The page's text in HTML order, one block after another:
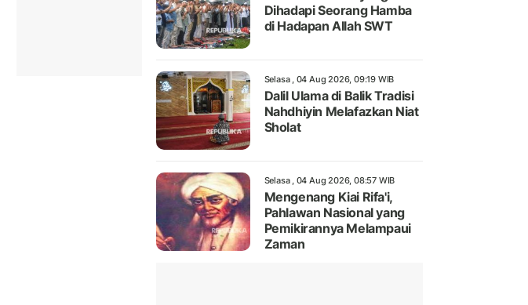
Dihadapi Seorang Hamba
di Hadapan Allah SWT
Selasa , 04 Aug 2026, 09:19 WIB
Dalil Ulama di Balik Tradisi
Nahdhiyin Melafazkan Niat
Sholat
Selasa , 04 Aug 2026, 08:57 WIB
Mengenang Kiai Rifa'i,
Pahlawan Nasional yang
Pemikirannya Melampaui
Zaman